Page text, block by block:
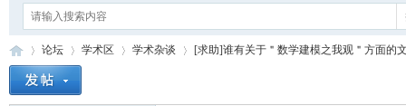
论坛 学术区 学术杂谈 [求助]谁有关于＂数学建模之我观＂方面的